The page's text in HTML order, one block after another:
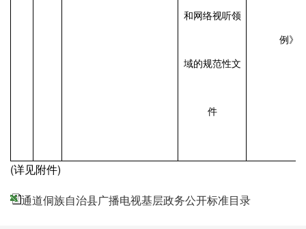
和网络视听领
域的规范性文
件
例》
(详见附件)
通道侗族自治县广播电视基层政务公开标准目录